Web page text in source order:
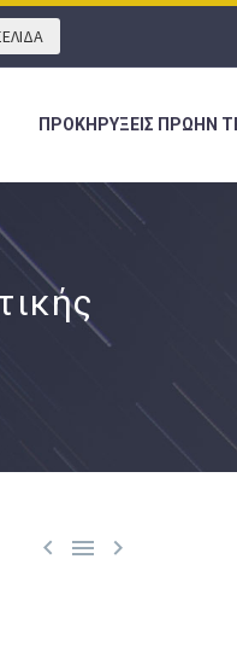
ΠΡΟΚΗΡΥΞΕΙΣ ΠΡΩΗΝ
  